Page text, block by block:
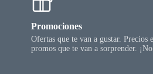
Promociones
Ofertas que te van a gustar. Precios
promos que te van a sorprender.